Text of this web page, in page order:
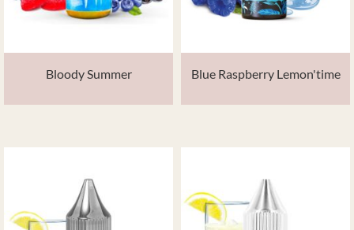
Bloody Summer Blue Raspberry Lemon'time